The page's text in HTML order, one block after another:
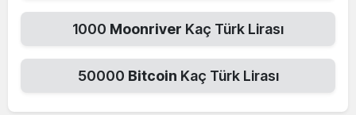
1000 Moonriver Kaç Türk Lirası
50000 Bitcoin Kaç Türk Lirası